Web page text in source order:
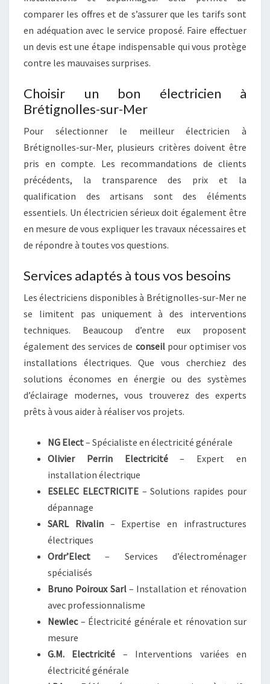
comparer les offres et de s’assurer que les tarifs sont
en adéquation avec le service proposé. Faire effectuer
un devis est une étape indispensable qui vous protège
contre les mauvaises surprises.
Choisir un bon électricien à
Brétignolles-sur-Mer
Pour sélectionner le meilleur électricien à
Brétignolles-sur-Mer, plusieurs critères doivent être
pris en compte. Les recommandations de clients
précédents, la transparence des prix et la
qualification des artisans sont des éléments
essentiels. Un électricien sérieux doit également être
en mesure de vous expliquer les travaux nécessaires et
de répondre à toutes vos questions.
Services adaptés à tous vos besoins
Les électriciens disponibles à Brétignolles-sur-Mer ne
se limitent pas uniquement à des interventions
techniques. Beaucoup d’entre eux proposent
également des services de conseilpour optimiser vos
installations électriques. Que vous cherchiez des
solutions économes en énergie ou des systèmes
d’éclairage modernes, vous trouverez des experts
prêts à vous aider à réaliser vos projets.
NG Elect– Spécialiste en électricité générale
Olivier Perrin Electricité– Expert en
installation électrique
ESELEC ELECTRICITE– Solutions rapides pour
dépannage
SARL Rivalin– Expertise en infrastructures
électriques
Ordr’Elect – Services d’électroménager
spécialisés
Bruno Poiroux Sarl– Installation et rénovation
avec professionnalisme
Newlec– Électricité générale et rénovation sur
mesure
G.M. Electricité – Interventions variées en
électricité générale